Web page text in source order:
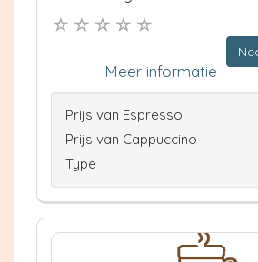
Meer informatie
Prijs van Espresso
Prijs van Cappuccino
Type